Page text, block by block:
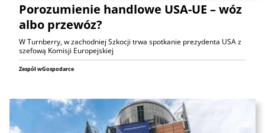
Porozumienie handlowe USA-UE – wóz
albo przewóz?
W Turnberry, w zachodniej Szkocji trwa spotkanie prezydenta USA z
szefową Komisji Europejskiej
Zespół wGospodarce